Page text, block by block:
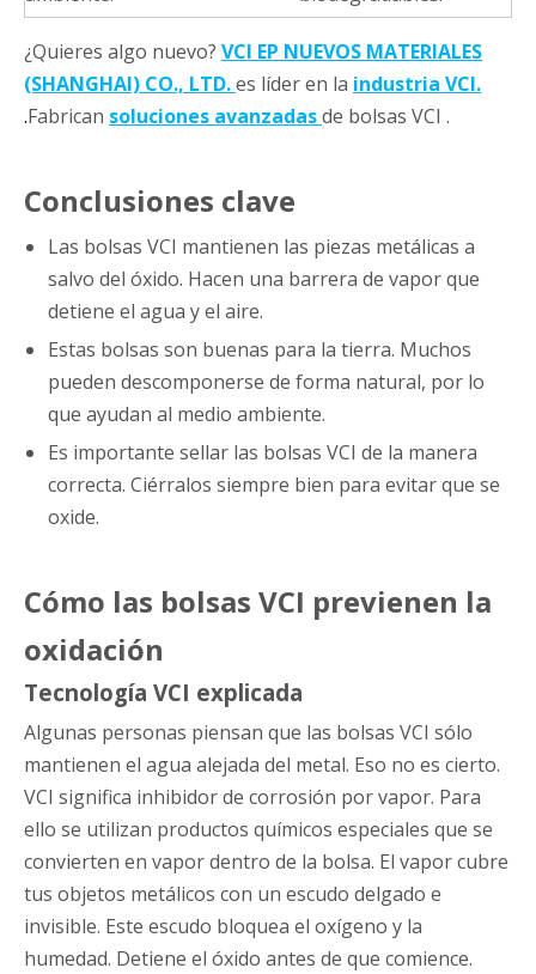
¿Quieres algo nuevo? VCI EP NUEVOS MATERIALES
(SHANGHAI) CO., LTD.es líder en la industria VCI.
.Fabrican soluciones avanzadasde bolsas VCI .
Conclusiones clave
Las bolsas VCI mantienen las piezas metálicas a
salvo del óxido. Hacen una barrera de vapor que
detiene el agua y el aire.
Estas bolsas son buenas para la tierra. Muchos
pueden descomponerse de forma natural, por lo
que ayudan al medio ambiente.
Es importante sellar las bolsas VCI de la manera
correcta. Ciérralos siempre bien para evitar que se
oxide.
Cómo las bolsas VCI previenen la
oxidación
Tecnología VCI explicada
Algunas personas piensan que las bolsas VCI sólo
mantienen el agua alejada del metal. Eso no es cierto.
VCI significa inhibidor de corrosión por vapor. Para
ello se utilizan productos químicos especiales que se
convierten en vapor dentro de la bolsa. El vapor cubre
tus objetos metálicos con un escudo delgado e
invisible. Este escudo bloquea el oxígeno y la
humedad. Detiene el óxido antes de que comience.